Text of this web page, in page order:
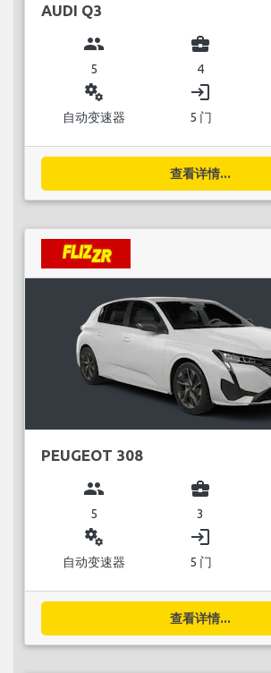
AUDI Q3
group
5
business_center
4
miscellaneous_services
自动变速器
login
5 门
查看详情...
PEUGEOT 308
group
5
business_center
3
miscellaneous_services
自动变速器
login
5 门
查看详情...